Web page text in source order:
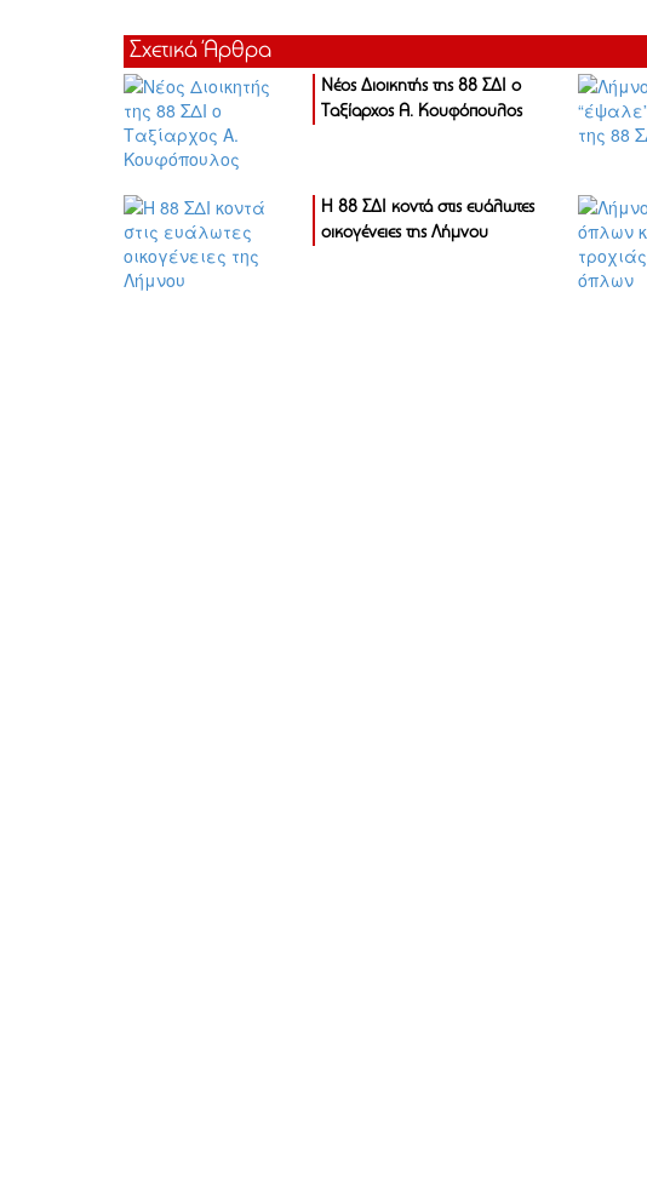
Σχετικά Άρθρα
Νέος Διοικητής της 88 ΣΔΙ ο
Ταξίαρχος Α. Κουφόπουλος
Η 88 ΣΔΙ κοντά στις ευάλωτες
οικογένειες της Λήμνου